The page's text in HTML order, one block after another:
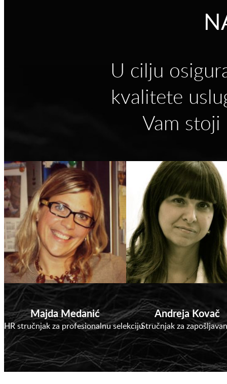
U cilju
kvalitete
Vam
Majda Medanić
HR stručnjak za profesionalnu selekciju
Andreja Kovač
Stručnjak za